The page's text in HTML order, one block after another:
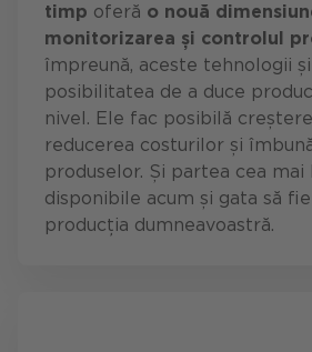
timp oferă o nouă
monitorizarea și controlul
împreună, aceste tehnologii
posibilitatea de a duce
nivel. Ele fac posibilă
reducerea costurilor și
produselor. Și partea cea mai
disponibile acum și gata să
producția dumneavoastră.